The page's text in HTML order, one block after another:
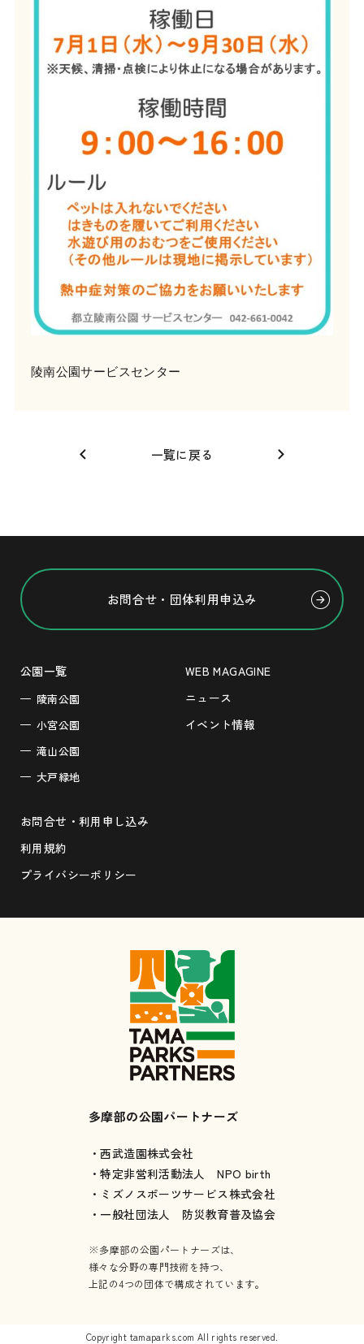
陵南公園サービスセンター
一覧に戻る
お問合せ・団体利用申込み
公園一覧
陵南公園
小宮公園
滝山公園
大戸緑地
WEB MAGAGINE
ニュース
イベント情報
お問合せ・利用申し込み
利用規約
プライバシーポリシー
多摩部の公園パートナーズ
・西武造園株式会社
・特定非営利活動法人 NPO birth
・ミズノスポーツサービス株式会社
・一般社団法人 防災教育普及協会
※多摩部の公園パートナーズは、
様々な分野の専門技術を持つ、
上記の4つの団体で構成されています。
Copyright tamaparks.com All rights reserved.